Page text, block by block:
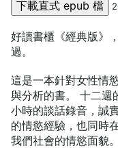
好讀書櫃《經典版》
過。
這是一本針對女性情
與分析的書。 十二週
小時的談話錄音，誠
的情慾經驗，也同時
我們社會的情慾面貌